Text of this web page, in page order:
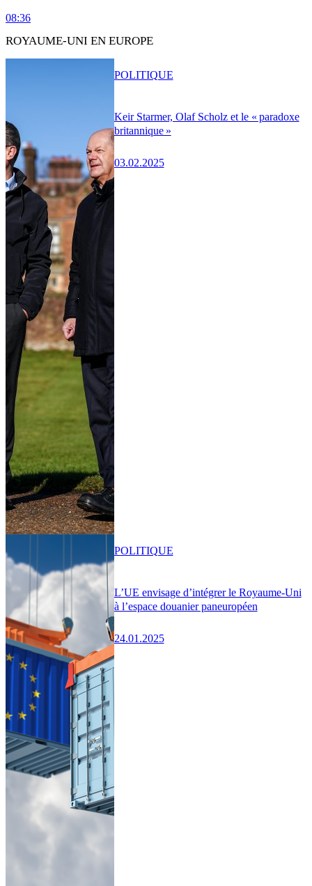
08:36
ROYAUME-UNI EN EUROPE
Keir Starmer, Olaf Scholz et le « paradoxe
britannique »
03.02.2025
POLITIQUE
L’UE envisage d’intégrer le Royaume-Uni
à l’espace douanier paneuropéen
24.01.2025
POLITIQUE